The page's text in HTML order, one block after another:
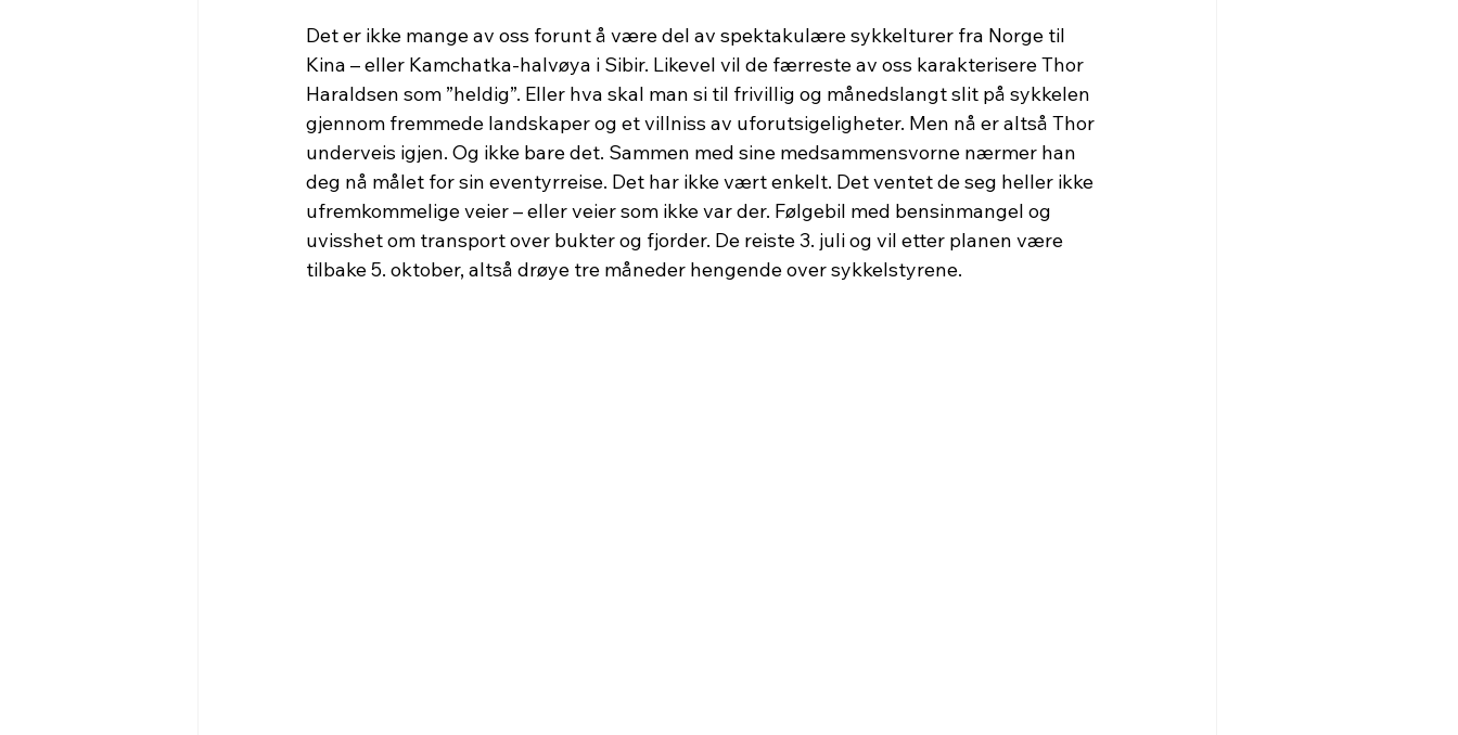
Det er ikke mange av oss forunt å være del av spektakulære sykkelturer fra Norge til
Kina – eller Kamchatka-halvøya i Sibir. Likevel vil de færreste av oss karakterisere Thor
Haraldsen som ”heldig”. Eller hva skal man si til frivillig og månedslangt slit på sykkelen
gjennom fremmede landskaper og et villniss av uforutsigeligheter. Men nå er altså Thor
underveis igjen. Og ikke bare det. Sammen med sine medsammensvorne nærmer han
deg nå målet for sin eventyrreise. Det har ikke vært enkelt. Det ventet de seg heller ikke
ufremkommelige veier – eller veier som ikke var der. Følgebil med bensinmangel og
uvisshet om transport over bukter og fjorder. De reiste 3. juli og vil etter planen være
tilbake 5. oktober, altså drøye tre måneder hengende over sykkelstyrene.